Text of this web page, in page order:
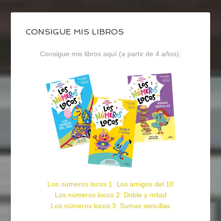
CONSIGUE MIS LIBROS
Consigue mis libros aquí (a partir de 4 años):
Los números locos 1: Los amigos del 10
Los números locos 2: Doble y mitad
Los números locos 3: Sumas sencillas